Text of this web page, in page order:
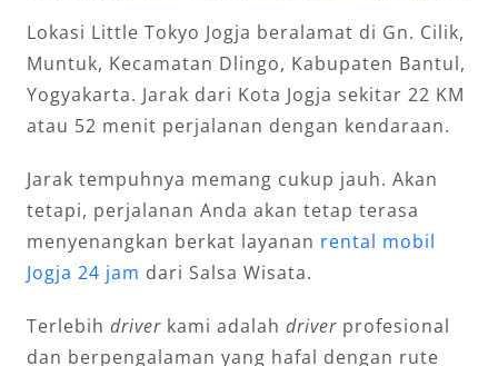
Lokasi Little Tokyo Jogja beralamat di Gn. Cilik,
Muntuk, Kecamatan Dlingo, Kabupaten Bantul,
Yogyakarta. Jarak dari Kota Jogja sekitar 22 KM
atau 52 menit perjalanan dengan kendaraan.
Jarak tempuhnya memang cukup jauh. Akan
tetapi, perjalanan Anda akan tetap terasa
menyenangkan berkat layanan rental mobil
Jogja 24 jam dari Salsa Wisata.
Terlebih driver kami adalah driver profesional
dan berpengalaman yang hafal dengan rute